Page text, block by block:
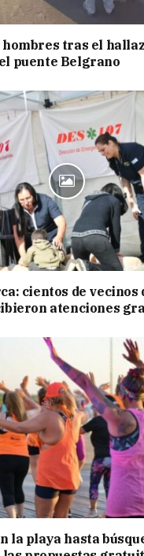
hombres tras el
puente Belgrano
cientos de
atenciones
la playa hasta